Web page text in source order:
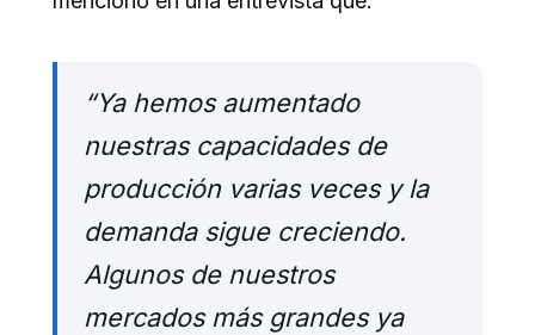
“Ya hemos aumentado
nuestras capacidades de
producción varias veces y la
demanda sigue creciendo.
Algunos de nuestros
mercados más grandes ya